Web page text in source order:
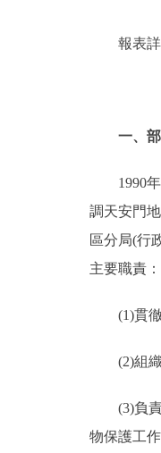
報表詳
一、
1990
調天安門
區分局(行
主要職責：
(1)貫
(2)組
(3)負
物保護工作